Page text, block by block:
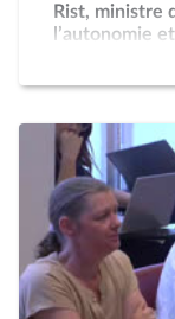
Rist, ministre
l’autonomie